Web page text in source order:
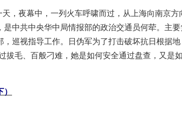
夜幕中，一列火车呼啸而过，从上海向南京方
是中共中央华中局情报部的政治交通员何荦。主
巡视指导工作。日伪军为了打击破坏抗日根据地
拔毛、百般刁难，她是如何安全通过盘查，又是
钟！ 谢谢有你温暖了四